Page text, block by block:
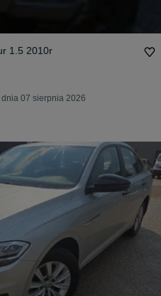
Renault Megane III Grandtour 1.5 2010r
07 sierpnia 2026